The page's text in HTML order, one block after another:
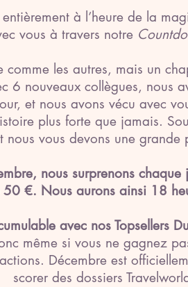
à l’heure de la
vous à travers notre
les autres, mais un
6 nouveaux collègues, nous
et nous avons vécu avec
plus forte que jamais.
nous vous devons une
nous surprenons
€. Nous aurons ainsi 18
avec nos Topsellers
même si vous ne gagnez
Décembre est
scorer des dossiers